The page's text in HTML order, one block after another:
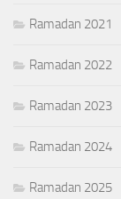
Ramadan 2021
Ramadan 2022
Ramadan 2023
Ramadan 2024
Ramadan 2025